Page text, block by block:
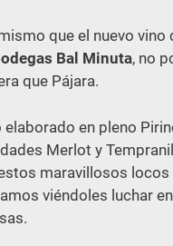
que el nuevo vino
Bal Minuta, no
que Pájara.
elaborado en pleno
Merlot y
maravillosos
viéndoles luchar